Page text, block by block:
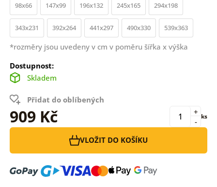
98x66 147x99 196x132 245x165 294x198
343x231 392x264 441x297 490x330 539x363
*rozměry jsou uvedeny v cm v poměru šířka x výška
Dostupnost:
Skladem
Přidat do oblíbených
909 Kč -
+ ks
VLOŽIT DO KOŠÍKU